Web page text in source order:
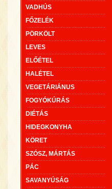
VADHÚS
FŐZELÉK
PÖRKÖLT
LEVES
ELŐÉTEL
HALÉTEL
VEGETÁRIÁNUS
FOGYÓKÚRÁS
DIÉTÁS
HIDEGKONYHA
KÖRET
SZÓSZ, MÁRTÁS
PÁC
SAVANYÚSÁG